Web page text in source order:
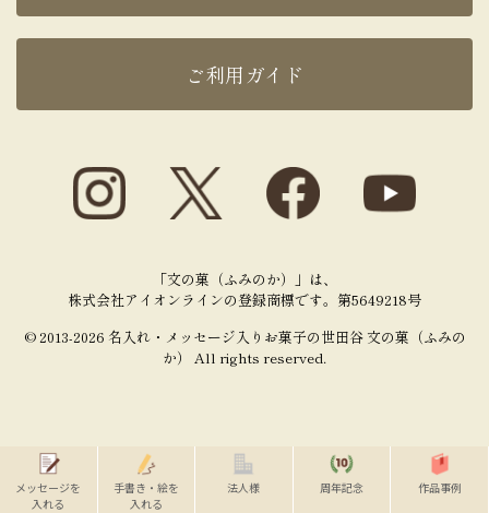
ご利用ガイド
「文の菓（ふみのか）」は、
株式会社アイオンラインの登録商標です。第5649218号
© 2013-2026 名入れ・メッセージ入りお菓子の世田谷 文の菓（ふみの
か） All rights reserved.
TOP
メッセージを
入れる
手書き・絵を
入れる
法人様 周年記念 作品事例